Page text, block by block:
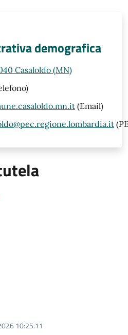
demografica
Casaloldo (MN)
(Email)
10:25.11